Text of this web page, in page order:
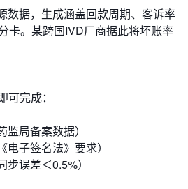
数据，生成涵盖回款周期、客诉率
卡。某跨国IVD厂商据此将坏账率
完成：
局备案数据）
子签名法》要求）
误差＜0.5%）